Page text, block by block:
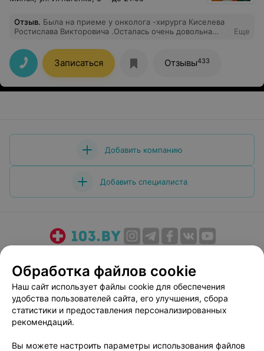
Отзыв. Была на приеме у онколога -хирурга Киселева
Ростислава Викторовича .Осталась очень довольна
по полочкам ,доступно ,простыми словами.Спасибо
большое!
Еще
Записаться Отзывы433
Добавить компанию
Добавить специалиста
Медицинский маркетинг
Публичный договор
Пользовательское соглашение
Способы оплаты
Вакансии
Партнеры
Обработка файлов cookie
Наш сайт использует файлы cookie для обеспечения
удобства пользователей сайта, его улучшения, сбора
статистики и предоставления персонализированных
рекомендаций.
Вы можете настроить параметры использования файлов